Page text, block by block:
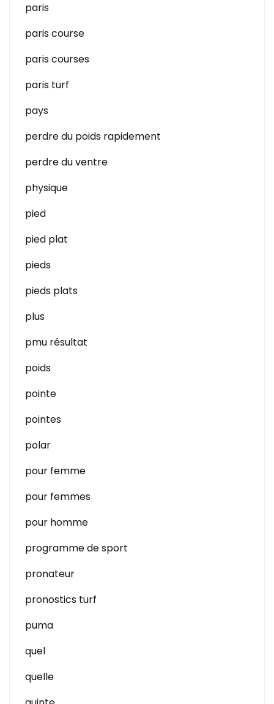
paris
paris course
paris courses
paris turf
pays
perdre du poids rapidement
perdre du ventre
physique
pied
pied plat
pieds
pieds plats
plus
pmu résultat
poids
pointe
pointes
polar
pour femme
pour femmes
pour homme
programme de sport
pronateur
pronostics turf
puma
quel
quelle